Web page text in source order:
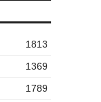
1813
1369
1789